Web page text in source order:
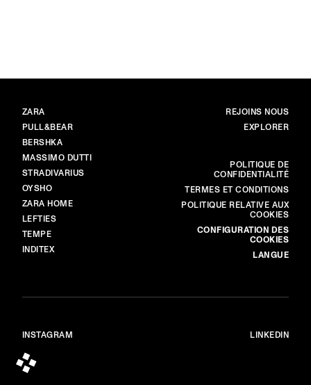
MARQUES
ZARA
PULL&BEAR
BERSHKA
MASSIMO DUTTI
STRADIVARIUS
OYSHO
ZARA HOME
LEFTIES
TEMPE
INDITEX
PRINCIPAL
REJOINS NOUS
EXPLORER
POLITIQUE DE
CONFIDENTIALITÉ
TERMES ET CONDITIONS
POLITIQUE RELATIVE AUX
COOKIES
CONFIGURATION DES
COOKIES
LANGUE
INSTAGRAM LINKEDIN